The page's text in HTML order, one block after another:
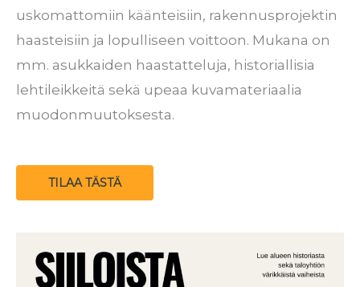
uskomattomiin käänteisiin, rakennusprojektin
haasteisiin ja lopulliseen voittoon. Mukana on
mm. asukkaiden haastatteluja, historiallisia
lehtileikkeitä sekä upeaa kuvamateriaalia
muodonmuutoksesta.
TILAA TÄSTÄ